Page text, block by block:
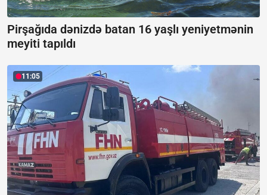
Pirşağıda dənizdə batan 16 yaşlı yeniyetmənin
meyiti tapıldı
11:05